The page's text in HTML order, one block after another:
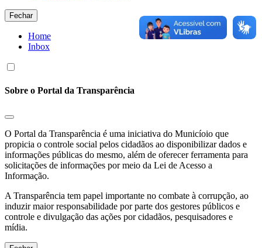
Fechar
Home
Inbox
Sobre o Portal da Transparência
O Portal da Transparência é uma iniciativa do Municíoio que
propicia o controle social pelos cidadãos ao disponibilizar dados e
informações públicas do mesmo, além de oferecer ferramenta para
solicitações de informações por meio da Lei de Acesso a
Informação.
A Transparência tem papel importante no combate à corrupção, ao
induzir maior responsabilidade por parte dos gestores públicos e
controle e divulgação das ações por cidadãos, pesquisadores e
mídia.